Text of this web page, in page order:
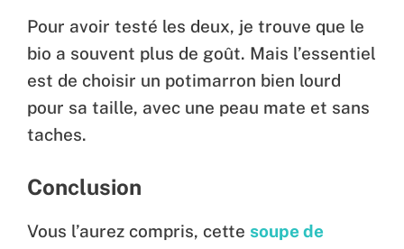
Pour avoir testé les deux, je trouve que le
bio a souvent plus de goût. Mais l’essentiel
est de choisir un potimarron bien lourd
pour sa taille, avec une peau mate et sans
taches.
Conclusion
Vous l’aurez compris, cette soupe de